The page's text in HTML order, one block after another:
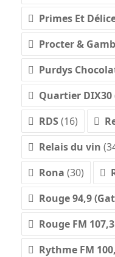
Primes Et
Procter &
Purdys
Quartier DIX30
RDS (16)
Relais du vin
Rona (30)
Rouge 94,9
Rouge FM 107,3
Rythme FM